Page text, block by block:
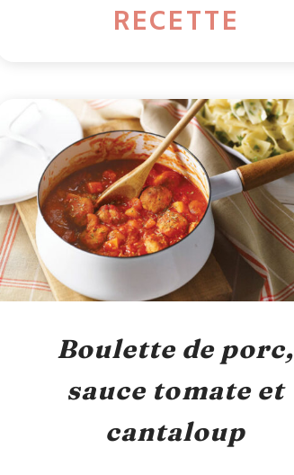
RECETTE
Boulette de porc,
sauce tomate et
cantaloup